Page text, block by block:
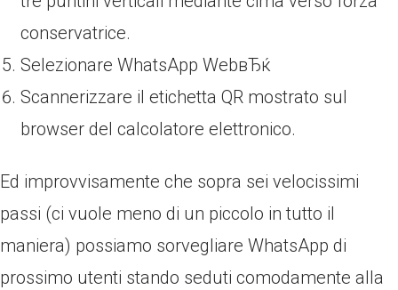
conservatrice.
Selezionare WhatsApp WebвЂќ
Scannerizzare il etichetta QR mostrato sul
browser del calcolatore elettronico.
Ed improvvisamente che sopra sei velocissimi
passi (ci vuole meno di un piccolo in tutto il
maniera) possiamo sorvegliare WhatsApp di
prossimo utenti stando seduti comodamente alla